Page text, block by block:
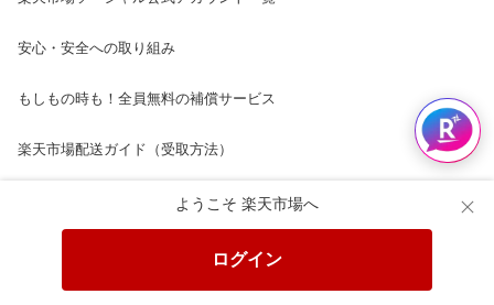
ようこそ 楽天市場へ
ログイン
安心・安全への取り組み
もしもの時も！全員無料の補償サービス
楽天市場配送ガイド（受取方法）
楽天にお店を開きませんか？
楽天ショッピングサービスご利用規約